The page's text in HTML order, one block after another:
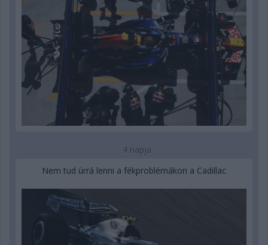
4 napja
Nem tud úrrá lenni a fékproblémákon a Cadillac